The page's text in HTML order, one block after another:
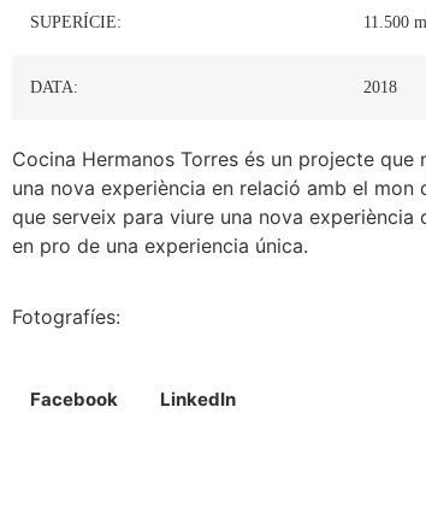
SUPERÍCIE: 11.500
DATA: 2018
Cocina Hermanos Torres és un projecte
una nova experiència en relació amb el
que serveix para viure una nova
en pro de una experiencia única.
Fotografíes:
Facebook LinkedIn